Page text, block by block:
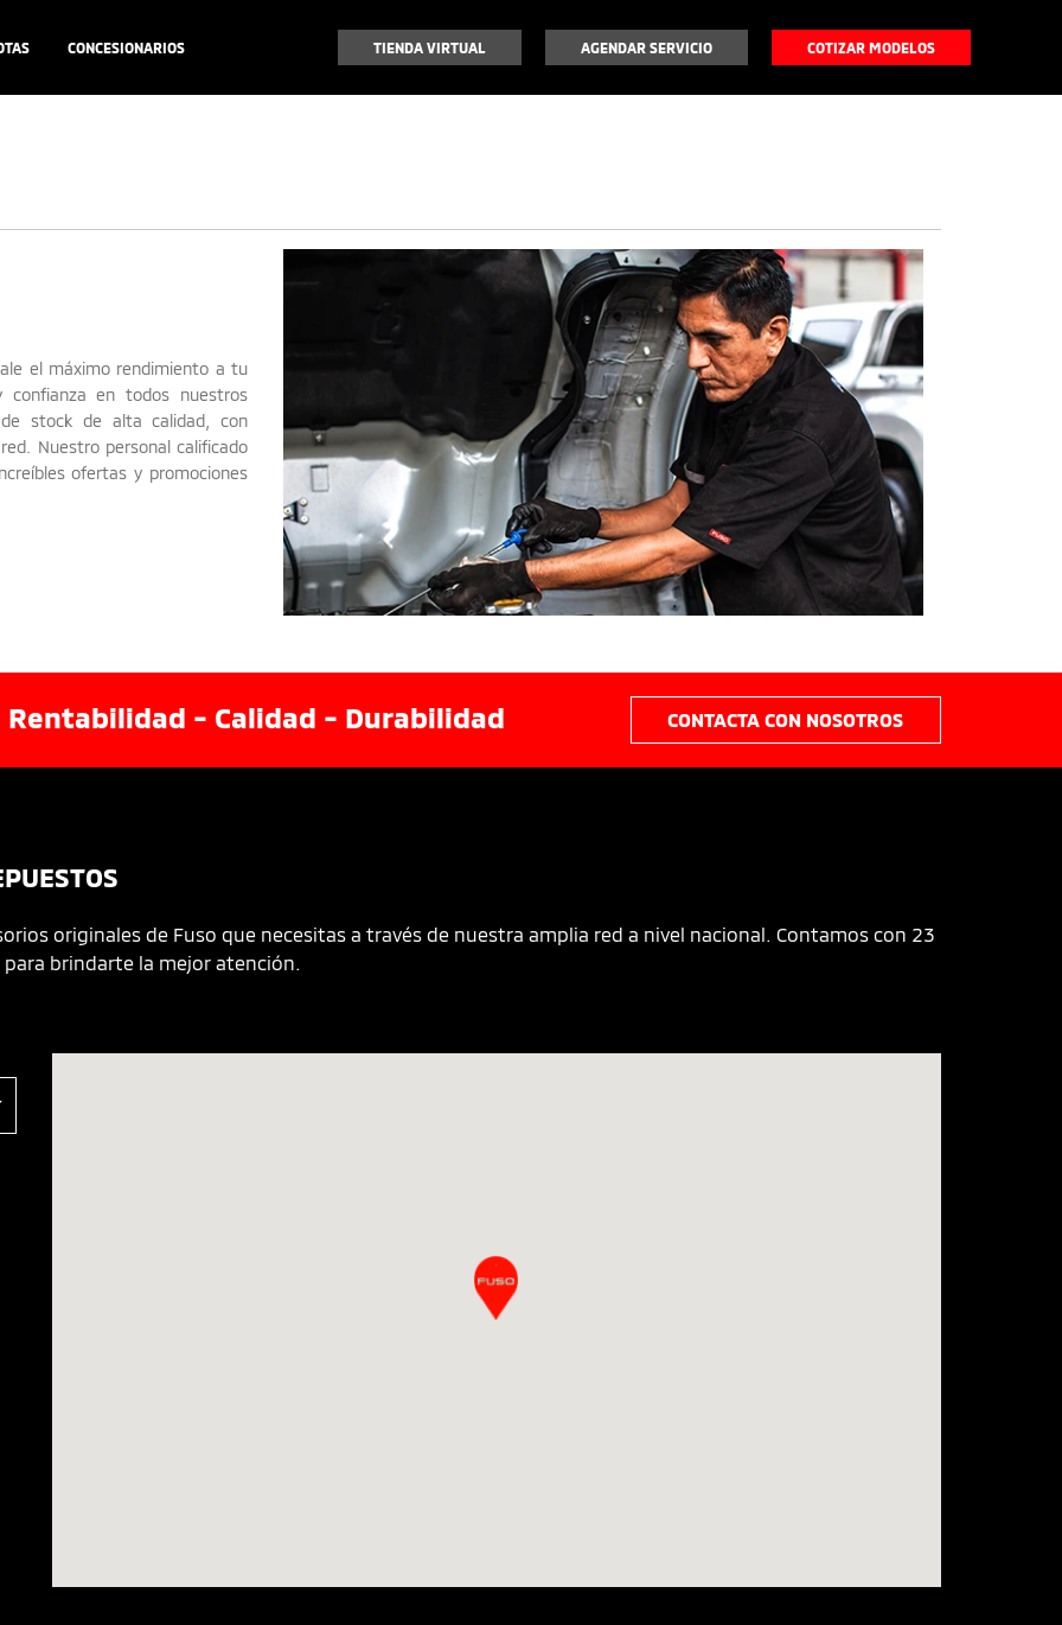
CONCESIONARIOS TIENDA VIRTUAL AGENDAR SERVICIO COTIZAR MODELOS
el máximo rendimiento a tu
confianza en todos nuestros
stock de alta calidad, con
Nuestro personal calificado
ofertas y promociones
- Calidad - Durabilidad CONTACTA CON NOSOTROS
originales de Fuso que necesitas a través de nuestra amplia red a nivel nacional. Contamos con 23
brindarte la mejor atención.